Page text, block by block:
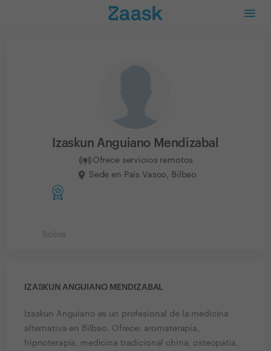
Izaskun Anguiano Mendizabal
Ofrece servicios remotos
Sede en País Vasco, Bilbao
Sobre
IZASKUN ANGUIANO MENDIZABAL
Izaskun Anguiano es un profesional de la medicina
alternativa en Bilbao. Ofrece: aromaterapia,
hipnoterapia, medicina tradicional china, osteopatía,